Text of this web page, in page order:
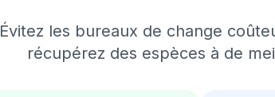
Évitez les bureaux de change
récupérez des espèces à de